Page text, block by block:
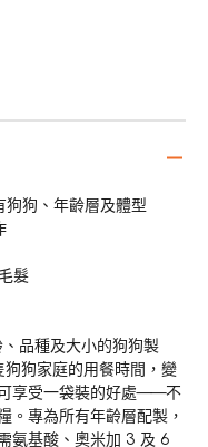
狗狗、年齡層及體型
髮
品種及大小的狗狗製
狗家庭的用餐時間，變
享受一袋裝的好處——不
。專為所有年齡層配製，
氨基酸、奧米加 3 及 6